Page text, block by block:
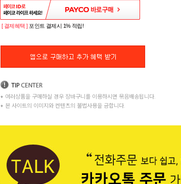
[ 결제혜택 ] 포인트 결제시 1% 적립!
+ 여러상품을 구매하실 경우 장바구니를 이용하시면 묶음배송됩니다.
+ 본 사이트의 이미지와 컨텐츠의 불법사용을 금합니다.